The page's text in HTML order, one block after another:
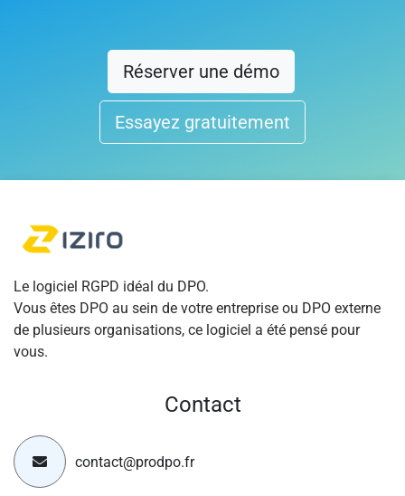
Réserver une démo
Essayez gratuitement
Le logiciel RGPD idéal du DPO.
Vous êtes DPO au sein de votre entreprise ou DPO externe
de plusieurs organisations, ce logiciel a été pensé pour
vous.
Contact
contact@prodpo.fr